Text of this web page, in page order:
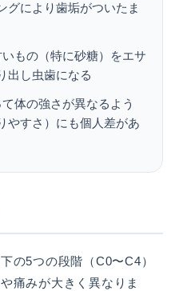
グにより歯垢がついたま
いもの（特に砂糖）をエサ
出し虫歯になる
て体の強さが異なるよう
やすさ）にも個人差があ
の5つの段階（C0〜C4）
痛みが大きく異なりま